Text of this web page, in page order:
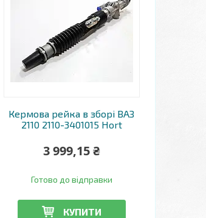
Кермова рейка в зборі ВАЗ
2110 2110-3401015 Hort
3 999,15 ₴
Готово до відправки
КУПИТИ